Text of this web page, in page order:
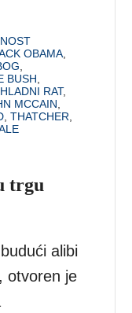
OBAMA
BUSH
HLADNI RAT,
MCCAIN
,THATCHER
trgu
alibi
otvoren je